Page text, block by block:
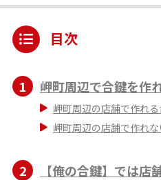
目次
1 岬町周辺で合鍵を作
岬町周辺の店舗で作れ
岬町周辺の店舗で作れ
2 【俺の合鍵】では店